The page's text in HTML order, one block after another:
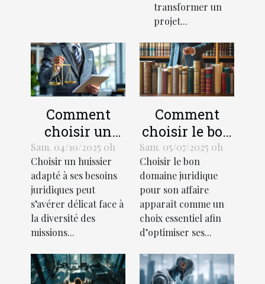
transformer un
projet...
Comment
choisir un
huissier pour
vos besoins
juridiques
spécifiques ?
Sam. 04/10/2025 0h
Choisir un huissier
adapté à ses besoins
juridiques peut
s’avérer délicat face à
la diversité des
missions...
Comment
choisir le bon
domaine
juridique pour
votre affaire ?
Sam. 05/07/2025 0h
Choisir le bon
domaine juridique
pour son affaire
apparaît comme un
choix essentiel afin
d’optimiser ses...